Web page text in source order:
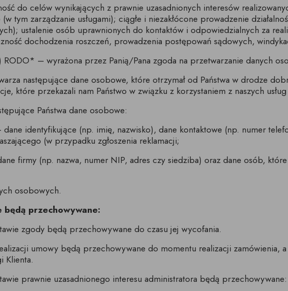
do celów wynikających z prawnie uzasadnionych interesów
tym zarządzanie usługami); ciągłe i niezakłócone prowadzenie
ustalenie osób uprawnionych do kontaktów i odpowiedzialnych za
dochodzenia roszczeń, prowadzenia postępowań sądowych,
– wyrażona przez Panią/Pana zgoda na przetwarzanie danych
następujące dane osobowe, które otrzymał od Państwa w drodze
które przekazali nam Państwo w związku z korzystaniem z naszych
Państwa dane osobowe:
identyfikujące (np. imię, nazwisko), dane kontaktowe (np. numer
(w przypadku zgłoszenia reklamacji;
firmy (np. nazwa, numer NIP, adres czy siedziba) oraz dane osób,
osobowych.
przechowywane:
zgody będą przechowywane do czasu jej wycofania.
umowy będą przechowywane do momentu realizacji zamówienia,
Klienta.
prawnie uzasadnionego interesu administratora będą przechowywane: